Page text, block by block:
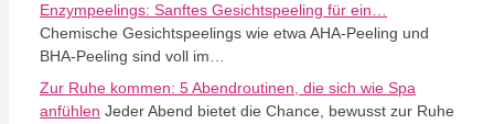
Enzympeelings: Sanftes Gesichtspeeling für ein…
Chemische Gesichtspeelings wie etwa AHA-Peeling und
BHA-Peeling sind voll im…
Zur Ruhe kommen: 5 Abendroutinen, die sich wie Spa
anfühlen Jeder Abend bietet die Chance, bewusst zur Ruhe